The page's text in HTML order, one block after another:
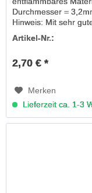
Durchmesser =
Hinweis: Mit sehr
Artikel-Nr.:
2,70 € *
Merken
Lieferzeit ca. 1-3